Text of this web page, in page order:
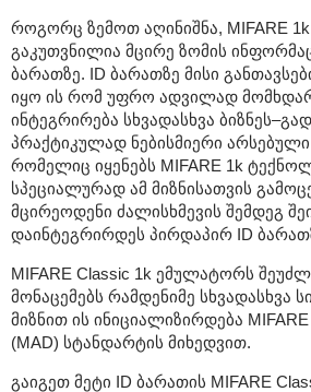
როგორც ზემოთ აღინიშნა, MIFARE
გაკუთვნილია მცირე ზომის
ბარათზე. ID ბარათზე მისი
იყო ის რომ უფრო ადვილად
ინტეგრირება სხვადასხვა
პრაქტიკულად ნებისმიერი
რომელიც იყენებს MIFARE 1k
სპეციალურად ამ მიზნისათვის
მცირეოდენი ძალისხმევის შემდეგ
დაინტეგრირდეს პირდაპირ ID
MIFARE Classic 1k ემულატორს
მონაცემებს რამდენიმე სხვადასხვა
მიზნით ის ინიციალიზირდება MIFARE
(MAD) სტანდარტის მიხედვით.
გაიგეთ მეტი ID ბარათის MIFARE